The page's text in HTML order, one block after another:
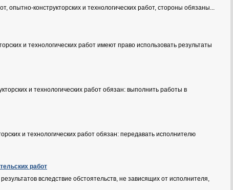
опытно-конструкторских и технологических работ, стороны обязаны...
и технологических работ имеют право использовать результаты
и технологических работ обязан: выполнить работы в
и технологических работ обязан: передавать исполнителю
работ
вследствие обстоятельств, не зависящих от исполнителя,